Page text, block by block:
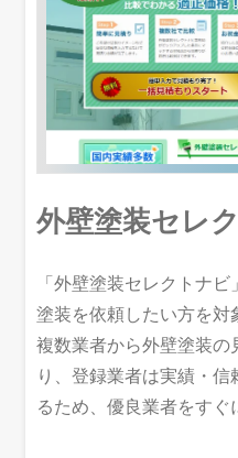
外壁塗装セレ
「外壁塗装セレクトナ
塗装を依頼したい方を対
複数業者から外壁塗装の
り、登録業者は実績・
るため、優良業者をすぐ